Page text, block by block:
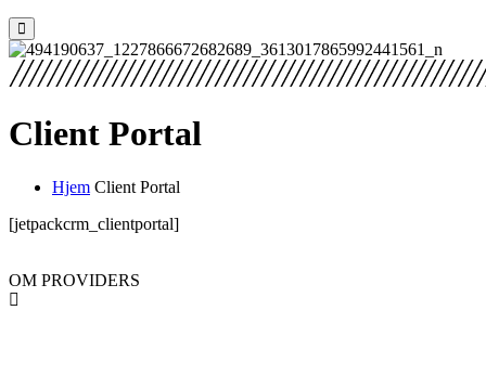
Client Portal
Hjem Client Portal
[jetpackcrm_clientportal]
OM PROVIDERS